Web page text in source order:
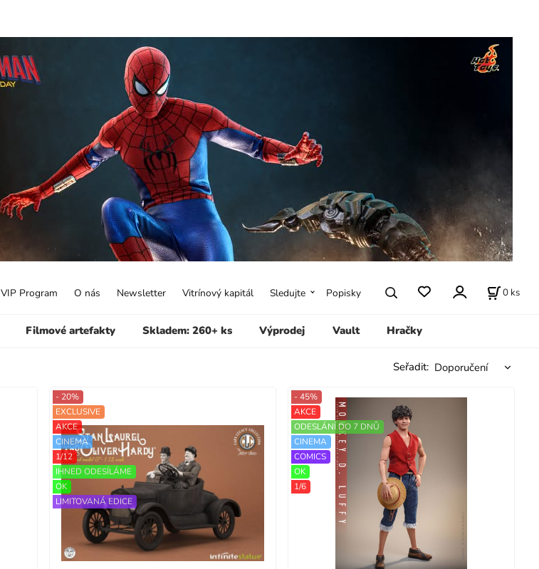
Filmové artefakty Skladem: 260+ ks Výprodej Vault Hračky
VIP Program O nás Newsletter Vitrínový kapitál Sledujte Popisky 0 ks
Seřadit:
- 20%
EXCLUSIVE
AKCE
CINEMA
1/12
IHNED ODESÍLÁME
OK
LIMITOVANÁ EDICE
- 45%
AKCE
ODESLÁNÍ DO 7 DNŮ
CINEMA
COMICS
OK
1/6